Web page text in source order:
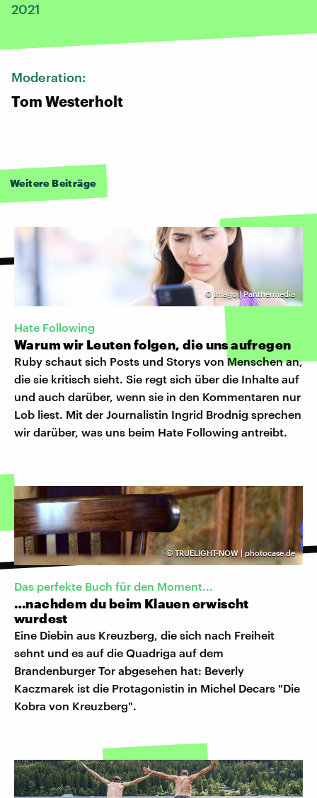
2021
Moderation:
Tom Westerholt
Weitere Beiträge
©Imago | Panthermedia
Hate Following
Warum wir Leuten folgen, die uns aufregen
Ruby schaut sich Posts und Storys von Menschen an,
die sie kritisch sieht. Sie regt sich über die Inhalte auf
und auch darüber, wenn sie in den Kommentaren nur
Lob liest. Mit der Journalistin Ingrid Brodnig sprechen
wir darüber, was uns beim Hate Following antreibt.
© TRUELIGHT-NOW | photocase.de
Das perfekte Buch für den Moment...
…nachdem du beim Klauen erwischt
wurdest
Eine Diebin aus Kreuzberg, die sich nach Freiheit
sehnt und es auf die Quadriga auf dem
Brandenburger Tor abgesehen hat: Beverly
Kaczmarek ist die Protagonistin in Michel Decars "Die
Kobra von Kreuzberg".